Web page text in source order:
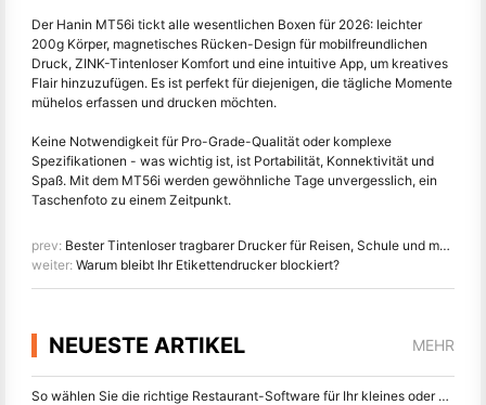
Der Hanin MT56i tickt alle wesentlichen Boxen für 2026: leichter
200g Körper, magnetisches Rücken-Design für mobilfreundlichen
Druck, ZINK-Tintenloser Komfort und eine intuitive App, um kreatives
Flair hinzuzufügen. Es ist perfekt für diejenigen, die tägliche Momente
mühelos erfassen und drucken möchten.
Keine Notwendigkeit für Pro-Grade-Qualität oder komplexe
Spezifikationen - was wichtig ist, ist Portabilität, Konnektivität und
Spaß. Mit dem MT56i werden gewöhnliche Tage unvergesslich, ein
Taschenfoto zu einem Zeitpunkt.
prev: Bester Tintenloser tragbarer Drucker für Reisen, Schule und mobile Arbeit: Hanin MT620 Pro Review
weiter: Warum bleibt Ihr Etikettendrucker blockiert?
NEUESTE ARTIKEL MEHR
So wählen Sie die richtige Restaurant-Software für Ihr kleines oder mittleres Restaurant